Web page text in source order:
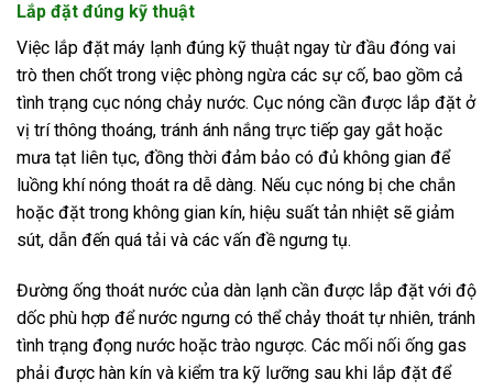
Lắp đặt đúng kỹ thuật
Việc lắp đặt máy lạnh đúng kỹ thuật ngay từ đầu đóng vai
trò then chốt trong việc phòng ngừa các sự cố, bao gồm cả
tình trạng cục nóng chảy nước. Cục nóng cần được lắp đặt ở
vị trí thông thoáng, tránh ánh nắng trực tiếp gay gắt hoặc
mưa tạt liên tục, đồng thời đảm bảo có đủ không gian để
luồng khí nóng thoát ra dễ dàng. Nếu cục nóng bị che chắn
hoặc đặt trong không gian kín, hiệu suất tản nhiệt sẽ giảm
sút, dẫn đến quá tải và các vấn đề ngưng tụ.
Đường ống thoát nước của dàn lạnh cần được lắp đặt với độ
dốc phù hợp để nước ngưng có thể chảy thoát tự nhiên, tránh
tình trạng đọng nước hoặc trào ngược. Các mối nối ống gas
phải được hàn kín và kiểm tra kỹ lưỡng sau khi lắp đặt để